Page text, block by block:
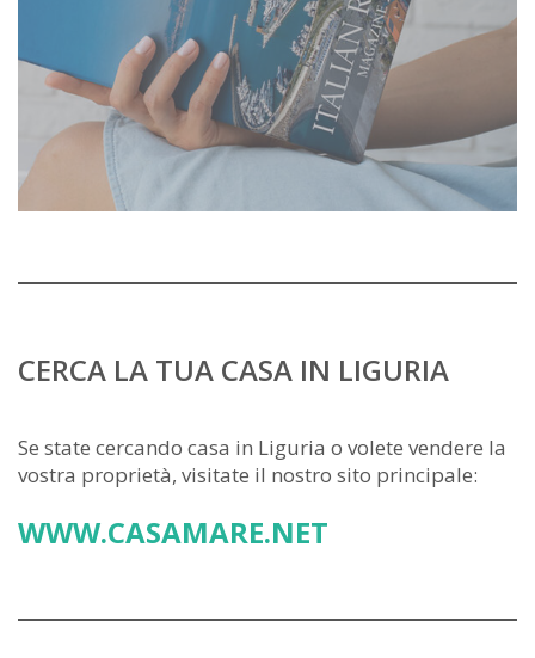
CERCA LA TUA CASA IN LIGURIA
Se state cercando casa in Liguria o volete vendere la
vostra proprietà, visitate il nostro sito principale:
WWW.CASAMARE.NET